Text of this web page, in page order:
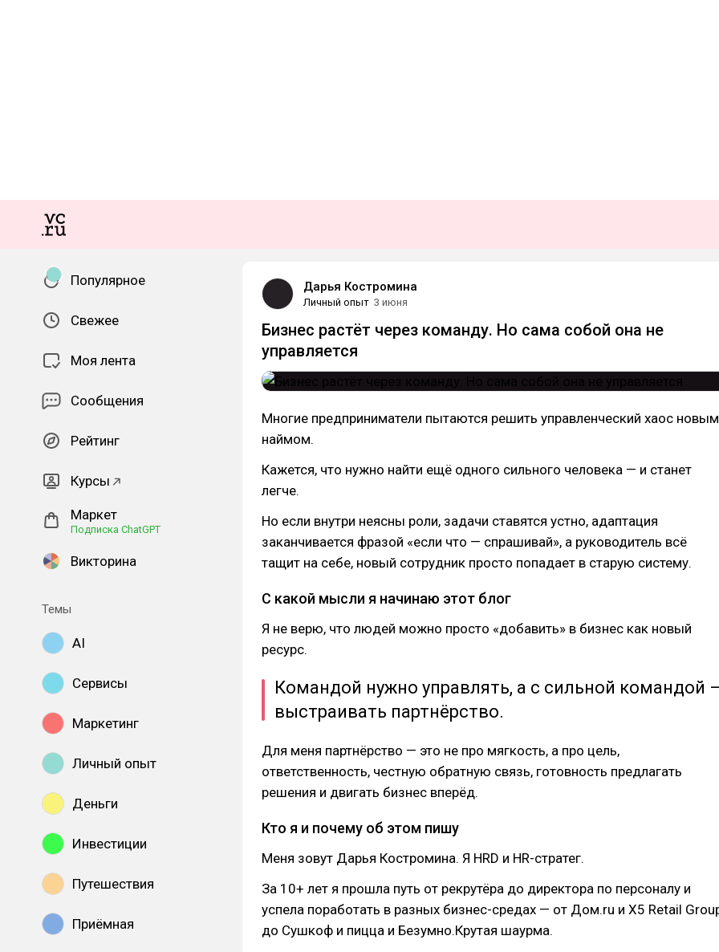
Популярное
Свежее
Моя лента
Сообщения
Рейтинг
Курсы
Маркет
Подписка ChatGPT
Викторина
Темы
AI
Сервисы
Маркетинг
Личный опыт
Деньги
Инвестиции
Путешествия
Приёмная
Дарья Костромина
Личный опыт 3 июня
Бизнес растёт через команду. Но сама собой она не
управляется
Многие предприниматели пытаются решить управленческий хаос новым
наймом.
Кажется, что нужно найти ещё одного сильного человека — и станет
легче.
Но если внутри неясны роли, задачи ставятся устно, адаптация
заканчивается фразой «если что — спрашивай», а руководитель всё
тащит на себе, новый сотрудник просто попадает в старую систему.
С какой мысли я начинаю этот блог
Я не верю, что людей можно просто «добавить» в бизнес как новый
ресурс.
Командой нужно управлять, а с сильной командой
выстраивать партнёрство.
Для меня партнёрство — это не про мягкость, а про цель,
ответственность, честную обратную связь, готовность предлагать
решения и двигать бизнес вперёд.
Кто я и почему об этом пишу
Меня зовут Дарья Костромина. Я HRD и HR-стратег.
За 10+ лет я прошла путь от рекрутёра до директора по персоналу и
успела поработать в разных бизнес-средах — от Дом.ru и X5 Retail
до Сушкоф и пицца и Безумно.Крутая шаурма.